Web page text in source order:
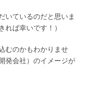
いているのだと思いま
れば幸いです！）
むのかもわかりませ
発会社）のイメージが